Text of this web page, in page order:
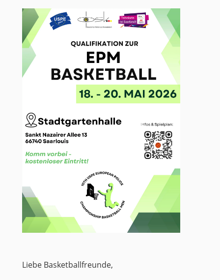
Liebe Basketballfreunde,